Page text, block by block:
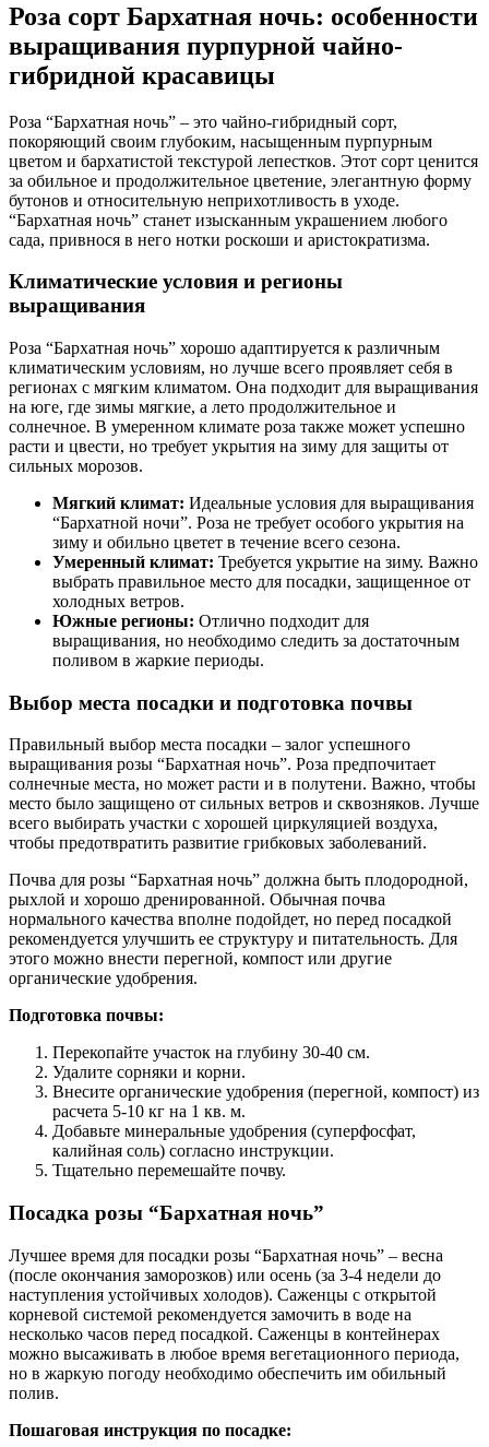
Роза сорт Бархатная ночь: особенности
выращивания пурпурной чайно-
гибридной красавицы
Роза “Бархатная ночь” – это чайно-гибридный сорт,
покоряющий своим глубоким, насыщенным пурпурным
цветом и бархатистой текстурой лепестков. Этот сорт ценится
за обильное и продолжительное цветение, элегантную форму
бутонов и относительную неприхотливость в уходе.
“Бархатная ночь” станет изысканным украшением любого
сада, привнося в него нотки роскоши и аристократизма.
Климатические условия и регионы
выращивания
Роза “Бархатная ночь” хорошо адаптируется к различным
климатическим условиям, но лучше всего проявляет себя в
регионах с мягким климатом. Она подходит для выращивания
на юге, где зимы мягкие, а лето продолжительное и
солнечное. В умеренном климате роза также может успешно
расти и цвести, но требует укрытия на зиму для защиты от
сильных морозов.
Мягкий климат: Идеальные условия для выращивания
“Бархатной ночи”. Роза не требует особого укрытия на
зиму и обильно цветет в течение всего сезона.
Умеренный климат: Требуется укрытие на зиму. Важно
выбрать правильное место для посадки, защищенное от
холодных ветров.
Южные регионы: Отлично подходит для
выращивания, но необходимо следить за достаточным
поливом в жаркие периоды.
Выбор места посадки и подготовка почвы
Правильный выбор места посадки – залог успешного
выращивания розы “Бархатная ночь”. Роза предпочитает
солнечные места, но может расти и в полутени. Важно, чтобы
место было защищено от сильных ветров и сквозняков. Лучше
всего выбирать участки с хорошей циркуляцией воздуха,
чтобы предотвратить развитие грибковых заболеваний.
Почва для розы “Бархатная ночь” должна быть плодородной,
рыхлой и хорошо дренированной. Обычная почва
нормального качества вполне подойдет, но перед посадкой
рекомендуется улучшить ее структуру и питательность. Для
этого можно внести перегной, компост или другие
органические удобрения.
Подготовка почвы:
Перекопайте участок на глубину 30-40 см.
Удалите сорняки и корни.
Внесите органические удобрения (перегной, компост) из
расчета 5-10 кг на 1 кв. м.
Добавьте минеральные удобрения (суперфосфат,
калийная соль) согласно инструкции.
Тщательно перемешайте почву.
Посадка розы “Бархатная ночь”
Лучшее время для посадки розы “Бархатная ночь” – весна
(после окончания заморозков) или осень (за 3-4 недели до
наступления устойчивых холодов). Саженцы с открытой
корневой системой рекомендуется замочить в воде на
несколько часов перед посадкой. Саженцы в контейнерах
можно высаживать в любое время вегетационного периода,
но в жаркую погоду необходимо обеспечить им обильный
полив.
Пошаговая инструкция по посадке: